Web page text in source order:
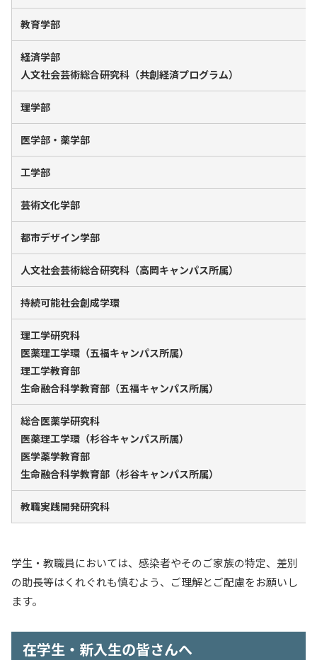
教育学部
経済学部
人文社会芸術総合研究科（共創経済プログラム）
理学部
医学部・薬学部
工学部
芸術文化学部
都市デザイン学部
人文社会芸術総合研究科（高岡キャンパス所属）
持続可能社会創成学環
理工学研究科
医薬理工学環（五福キャンパス所属）
理工学教育部
生命融合科学教育部（五福キャンパス所属）
総合医薬学研究科
医薬理工学環（杉谷キャンパス所属）
医学薬学教育部
生命融合科学教育部（杉谷キャンパス所属）
教職実践開発研究科
学生・教職員においては、感染者やそのご家族の特定、差別
の助長等はくれぐれも慎むよう、ご理解とご配慮をお願いし
ます。
在学生・新入生の皆さんへ